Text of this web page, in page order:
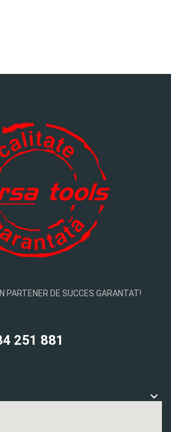
PARTENER DE SUCCES GARANTAT!
251 881
